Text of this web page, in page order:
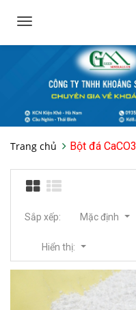
Toggle
Trang chủ Bột đá CaCO3
Sắp xếp: Mặc định
Hiển thị: